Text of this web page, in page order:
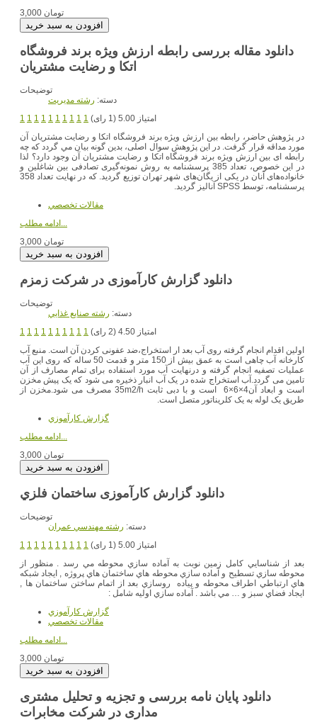
3,000 تومان
دانلود مقاله بررسی رابطه ارزش ویژه برند فروشگاه
اتکا و رضایت مشتریان
توضیحات
دسته: رشته مديريت
1 1 1 1 1 1 1 1 1 1
امتیاز 5.00 (1 رای)
در پژوهش حاضر، رابطه بین ارزش ویژه برند فروشگاه اتکا و رضایت مشتریان آن
مورد مداقه قرار گرفت. در این پژوهش سوال اصلی، بدين گونه بيان مي گردد كه چه
رابطه ای بین ارزش ویژه برند فروشگاه اتکا و رضایت مشتریان آن وجود دارد؟ لذا
در اين خصوص، تعداد 385 پرسشنامه به روش نمونه‌گیری تصادفی بين شاغلین و
خانواده‌های آنان در یکی از یگان‌های شهر تهران توزيع گرديد. که در نهایت تعداد 358
پرسشنامه، توسط SPSS آناليز گرديد.
مقالات تخصصي
ادامه مطلب...
3,000 تومان
دانلود گزارش کارآموزی در شرکت زمزم
توضیحات
دسته: رشته صنايع غذايي
1 1 1 1 1 1 1 1 1 1
امتیاز 4.50 (2 رای)
اولین اقدام انجام گرفته روی آب بعد ار استخراج،ضد عفونی کردن آن است. منبع آب
کارخانه آب چاهی است به عمق بیش از 150 متر و قدمت 50 ساله که روی این آب
عملیات تصفیه انجام گرفته و درنهایت آب مورد استفاده برای تمام مصارف از آن
تامین می گردد.آب استخراج شده در یک آب انبار ذخیره می شود که یک پیش مخزن
است و ابعاد آن4×6×6 است و با دبی ثابت 35m2/h مصرف می شود.مخزن از
طریق یک لوله به یک کلریناتور متصل است.
گزارش کارآموزي
3,000 تومان
دانلود گزارش کارآموزی ساختمان فلزي
توضیحات
دسته: رشته مهندسي عمران
1 1 1 1 1 1 1 1 1 1
امتیاز 5.00 (1 رای)
بعد از شناسايي كامل زمين نوبت به آماده سازي محوطه مي رسد . منظور از
محوطه سازي تسطيح و آماده سازي محوطه هاي ساختمان هاي پروژه , ايجاد شبكه
هاي ارتباطي اطراف محوطه و پياده روسازي بعد از اتمام ساختن ساختمان ها ,
ايجاد فضاي سبز و … مي باشد . آماده سازي اوليه شامل :
گزارش کارآموزي
مقالات تخصصي
3,000 تومان
دانلود پایان نامه بررسی و تجزیه و تحلیل مشتری
مداری در شرکت مخابرات